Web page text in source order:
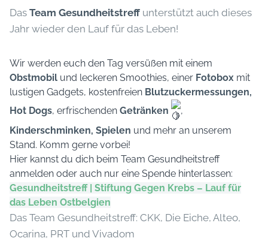
Das Team Gesundheitstreff unterstützt auch dieses
Jahr wieder den Lauf für das Leben!
Wir werden euch den Tag versüßen mit einem
Obstmobil und leckeren Smoothies, einer Fotobox mit
lustigen Gadgets, kostenfreien Blutzuckermessungen,
Hot Dogs, erfrischenden Getränken
,
Kinderschminken, Spielen und mehr an unserem
Stand. Komm gerne vorbei!
Hier kannst du dich beim Team Gesundheitstreff
anmelden oder auch nur eine Spende hinterlassen:
Gesundheitstreff | Stiftung Gegen Krebs – Lauf für
das Leben Ostbelgien
Das Team Gesundheitstreff: CKK, Die Eiche, Alteo,
Ocarina, PRT und Vivadom